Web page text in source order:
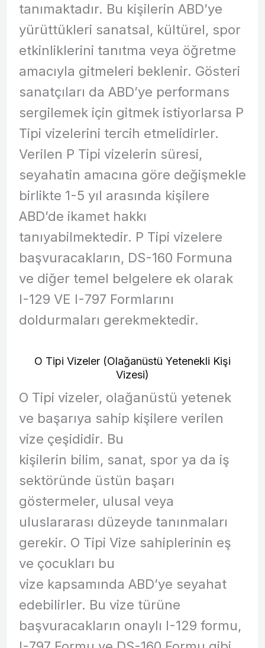
tanımaktadır. Bu kişilerin ABD’ye
yürüttükleri sanatsal, kültürel, spor
etkinliklerini tanıtma veya öğretme
amacıyla gitmeleri beklenir. Gösteri
sanatçıları da ABD’ye performans
sergilemek için gitmek istiyorlarsa P
Tipi vizelerini tercih etmelidirler.
Verilen P Tipi vizelerin süresi,
seyahatin amacına göre değişmekle
birlikte 1-5 yıl arasında kişilere
ABD’de ikamet hakkı
tanıyabilmektedir. P Tipi vizelere
başvuracakların, DS-160 Formuna
ve diğer temel belgelere ek olarak
I-129 VE I-797 Formlarını
doldurmaları gerekmektedir.
O Tipi Vizeler (Olağanüstü Yetenekli Kişi
Vizesi)
O Tipi vizeler, olağanüstü yetenek
ve başarıya sahip kişilere verilen
vize çeşididir. Bu
kişilerin bilim, sanat, spor ya da iş
sektöründe üstün başarı
göstermeler, ulusal veya
uluslararası düzeyde tanınmaları
gerekir. O Tipi Vize sahiplerinin eş
ve çocukları bu
vize kapsamında ABD’ye seyahat
edebilirler. Bu vize türüne
başvuracakların onaylı I-129 formu,